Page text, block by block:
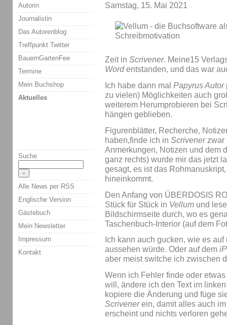
Samstag, 15. Mai 2021
Zeit in Scrivener. Meine15
Wordentstanden, und das war
Ich habe dann mal Papyrus Autor
zu vielen) Möglichkeiten auch
weiterem Herumprobieren bei
hängen geblieben.
Figurenblätter, Recherche,
haben,finde ich in Scrivenerzwar
Anmerkungen, Notizen und dem
ganz rechts) wurde mir das jetzt
gesagt, es ist das
hineinkommt.
Den Anfang von ÜBERDOSIS
Stück für Stück in Vellum und
Bildschirmseite durch, wo es
Taschenbuch-Interior (auf dem
Ich kann auch gucken, wie es
aussehen würde. Oder auf dem
aber meist switche ich zwischen
Wenn ich Fehler finde oder
will, ändere ich den Text im
kopiere die Änderung und füge
Scrivenerein, damit alles auch
erscheint und nichts verloren
Autorin
Journalistin
Das Autorenblog
Treffpunkt Twitter
BauernGartenFee
Termine
Mein Buchshop
Aktuelles
Suche
Alle News per RSS
Englische Version
Gästebuch
Mein Newsletter
Impressum
Kontakt